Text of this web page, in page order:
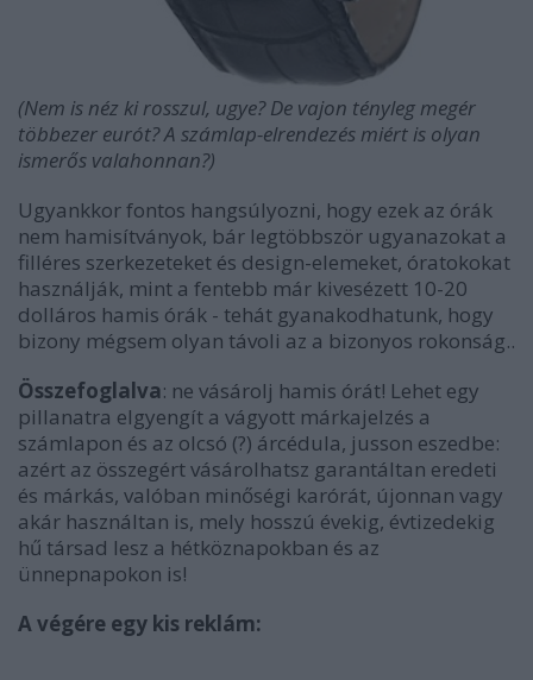
(Nem is néz ki rosszul, ugye? De vajon tényleg megér
többezer eurót?A számlap-elrendezés miért is olyan
ismerős valahonnan?)
Ugyankkor fontos hangsúlyozni, hogy ezek az órák
nem hamisítványok, bár legtöbbször ugyanazokat a
filléres szerkezeteket és design-elemeket, óratokokat
használják, mint a fentebb már kivesézett 10-20
dolláros hamis órák - tehát gyanakodhatunk, hogy
bizony mégsem olyan távoli az a bizonyos rokonság..
Összefoglalva: ne vásárolj hamis órát! Lehet egy
pillanatra elgyengít a vágyott márkajelzés a
számlapon és az olcsó (?) árcédula, jusson eszedbe:
azért az összegért vásárolhatsz garantáltan eredeti
és márkás, valóban minőségi karórát, újonnan vagy
akár használtan is, mely hosszú évekig, évtizedekig
hű társad lesz a hétköznapokban és az
ünnepnapokon is!
A végére egy kis reklám: